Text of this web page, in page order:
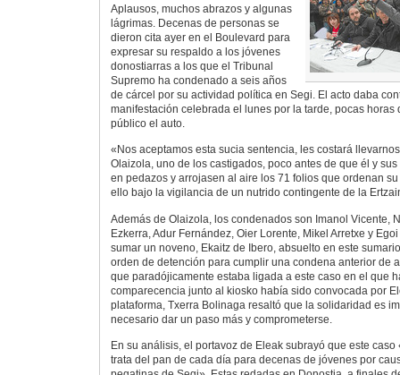
Aplausos, muchos abrazos y algunas
lágrimas. Decenas de personas se
dieron cita ayer en el Boulevard para
expresar su respaldo a los jóvenes
donostiarras a los que el Tribunal
Supremo ha condenado a seis años
de cárcel por su actividad política en Segi. El acto daba
manifestación celebrada el lunes por la tarde, pocas horas
público el auto.
«Nos aceptamos esta sucia sentencia, les costará
Olaizola, uno de los castigados, poco antes de que él y
en pedazos y arrojasen al aire los 71 folios que ordenan
ello bajo la vigilancia de un nutrido contingente de la
Además de Olaizola, los condenados son Imanol Vicente,
Ezkerra, Adur Fernández, Oier Lorente, Mikel Arretxe y
sumar un noveno, Ekaitz de Ibero, absuelto en este
orden de detención para cumplir una condena anterior de
que paradójicamente estaba ligada a este caso en el que
comparecencia junto al kiosko había sido convocada por
plataforma, Txerra Bolinaga resaltó que la solidaridad es
necesario dar un paso más y comprometerse.
En su análisis, el portavoz de Eleak subrayó que este
trata del pan de cada día para decenas de jóvenes por